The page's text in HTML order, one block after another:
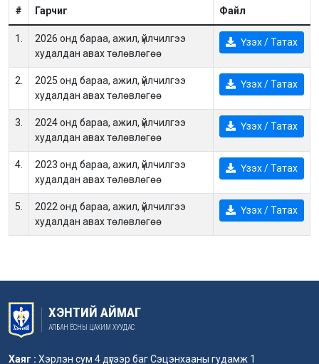
# Гарчиг Файл
1.
2026 онд бараа, ажил, үйлчилгээ
худалдан авах төлөвлөгөө
Үзэх / Татах
2.
2025 онд бараа, ажил, үйлчилгээ
худалдан авах төлөвлөгөө
Үзэх / Татах
3.
2024 онд бараа, ажил, үйлчилгээ
худалдан авах төлөвлөгөө
Үзэх / Татах
4.
2023 онд бараа, ажил, үйлчилгээ
худалдан авах төлөвлөгөө
Үзэх / Татах
5.
2022 онд бараа, ажил, үйлчилгээ
худалдан авах төлөвлөгөө
Үзэх / Татах
ХЭНТИЙ АЙМАГ
АЛБАН ЁСНЫ ЦАХИМ ХУУДАС
Хаяг : Хэрлэн сум 4 дүгээр баг Сэцэнхааны гудамж 1